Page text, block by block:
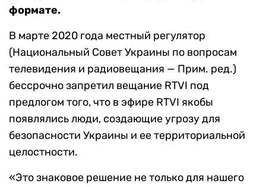
формате.
В марте 2020 года местный регулятор
(Национальный Совет Украины по вопросам
телевидения и радиовещания — Прим. ред.)
бессрочно запретил вещание RTVI под
предлогом того, что в эфире RTVI якобы
появлялись люди, создающие угрозу для
безопасности Украины и ее территориальной
целостности.
«Это знаковое решение не только для нашего